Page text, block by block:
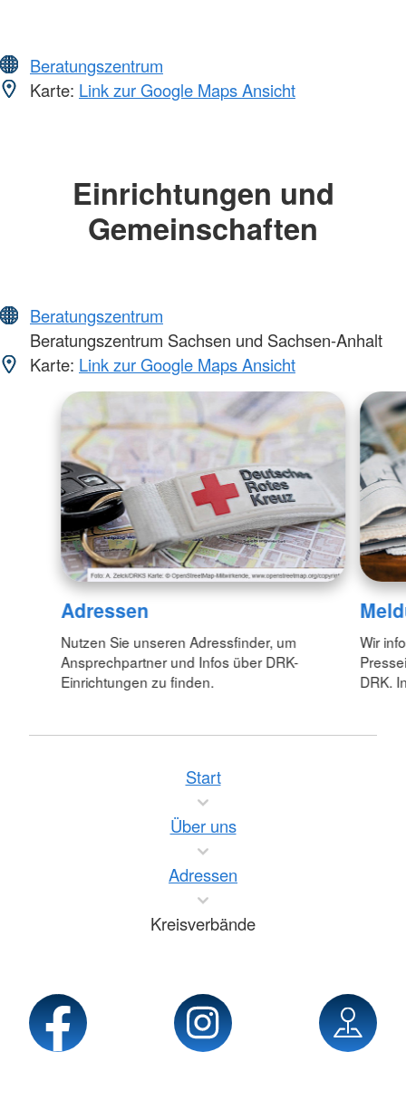
Beratungszentrum
Karte: Link zur Google Maps Ansicht
Einrichtungen und
Gemeinschaften
Beratungszentrum
Beratungszentrum Sachsen und Sachsen-Anhalt
Karte: Link zur Google Maps Ansicht
Adressen
Nutzen Sie unseren Adressfinder, um
Ansprechpartner und Infos über DRK-
Einrichtungen zu finden.
Wir
DRK.
Start
Über uns
Adressen
Kreisverbände